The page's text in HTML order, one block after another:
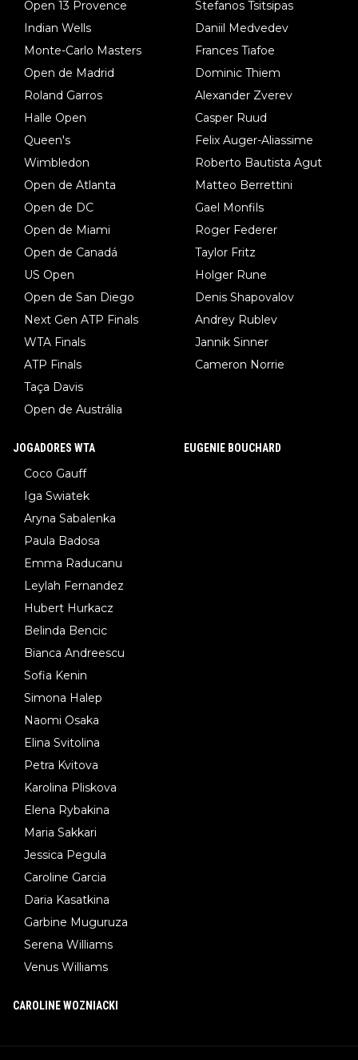
Open 13 Provence
Indian Wells
Monte-Carlo Masters
Open de Madrid
Roland Garros
Halle Open
Queen's
Wimbledon
Open de Atlanta
Open de DC
Open de Miami
Open de Canadá
US Open
Open de San Diego
Next Gen ATP Finals
WTA Finals
ATP Finals
Taça Davis
Open de Austrália
Stefanos Tsitsipas
Daniil Medvedev
Frances Tiafoe
Dominic Thiem
Alexander Zverev
Casper Ruud
Felix Auger-Aliassime
Roberto Bautista Agut
Matteo Berrettini
Gael Monfils
Roger Federer
Taylor Fritz
Holger Rune
Denis Shapovalov
Andrey Rublev
Jannik Sinner
Cameron Norrie
JOGADORES WTA
Coco Gauff
Iga Swiatek
Aryna Sabalenka
Paula Badosa
Emma Raducanu
Leylah Fernandez
Hubert Hurkacz
Belinda Bencic
Bianca Andreescu
Sofia Kenin
Simona Halep
Naomi Osaka
Elina Svitolina
Petra Kvitova
Karolina Pliskova
Elena Rybakina
Maria Sakkari
Jessica Pegula
Caroline Garcia
Daria Kasatkina
Garbine Muguruza
Serena Williams
Venus Williams
EUGENIE BOUCHARD
CAROLINE WOZNIACKI